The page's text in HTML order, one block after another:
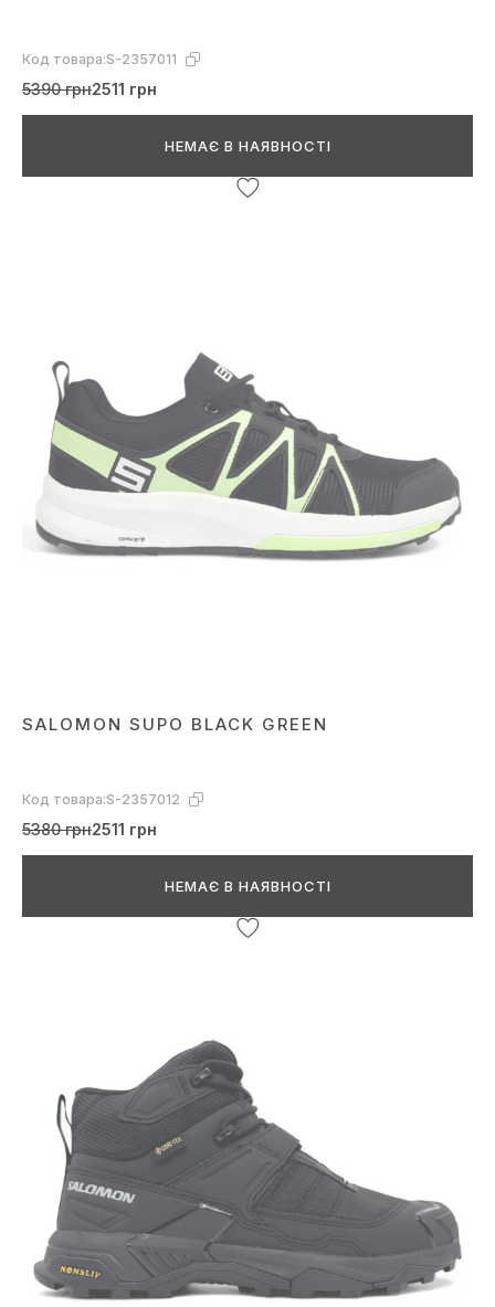
Код товара:S-2357011
5390 грн2511 грн
НЕМАЄ В НАЯВНОСТІ
SALOMON SUPO BLACK GREEN
Код товара:S-2357012
5380 грн2511 грн
НЕМАЄ В НАЯВНОСТІ